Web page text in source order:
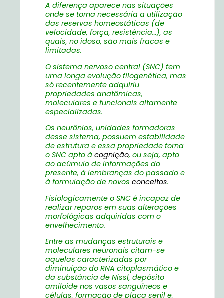
A diferença aparece nas situações
onde se torna necessária a utilização
das reservas homeostáticas (de
velocidade, força, resistência…), as
quais, no idoso, são mais fracas e
limitadas.
O sistema nervoso central (SNC) tem
uma longa evolução filogenética, mas
só recentemente adquiriu
propriedades anatômicas,
moleculares e funcionais altamente
especializadas.
Os neurônios, unidades formadoras
desse sistema, possuem estabilidade
de estrutura e essa propriedade torna
o SNC apto à cognição, ou seja, apto
ao acúmulo de informações do
presente, à lembranças do passado e
à formulação de novos conceitos.
Fisiologicamente o SNC é incapaz de
realizar reparos em suas alterações
morfológicas adquiridas com o
envelhecimento.
Entre as mudanças estruturais e
moleculares neuronais citam-se
aquelas caracterizadas por
diminuição do RNA citoplasmático e
da substância de Nissl, depósito
amiloide nos vasos sanguíneos e
células, formação de placa senil e,